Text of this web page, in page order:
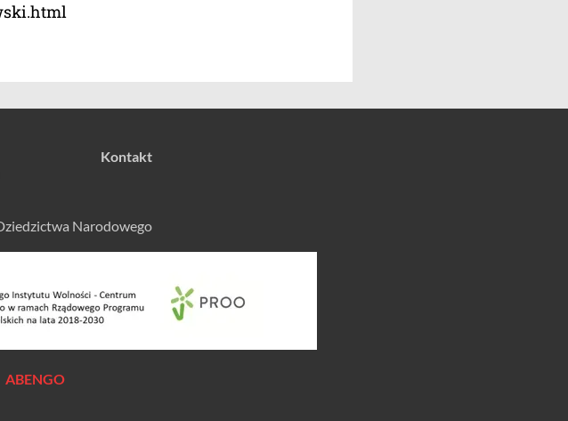
Kontakt
Narodowego
ABENGO